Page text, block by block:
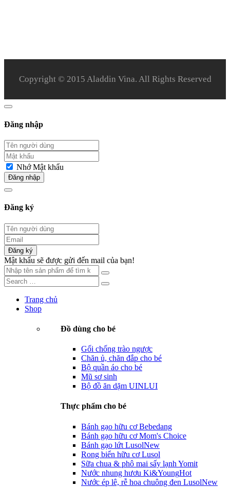
Copyright © 2015 Aladdin Vina. All Rights Reserved
Đăng nhập
Nhớ Mật khẩu
Đăng nhập
Đăng ký
Đăng ký
Mật khẩu sẽ được gửi đến mail của bạn!
Trang chủ
Shop
Đồ dùng cho bé
Gối chống trào ngược
Chăn ủ, chăn đắp cho bé
Bộ quần áo cho bé
Mũ sơ sinh
Bộ đồ ăn dặm UINLUI
Thực phẩm cho bé
Bánh gạo hữu cơ Bebedang
Bánh gạo hữu cơ Mom's Choice
Bánh gạo lứt LusolNew
Rong biển hữu cơ Lusol
Sữa chua & phô mai sấy lạnh Yomit
Nước nhung hươu Ki&YoungHot
Nước ép lê, rễ hoa chuông đen LusolNew